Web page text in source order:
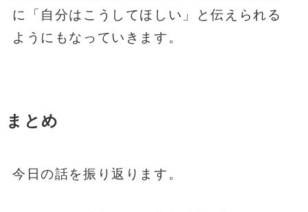
に「自分はこうしてほしい」と伝えられる
ようにもなっていきます。
まとめ
今日の話を振り返ります。